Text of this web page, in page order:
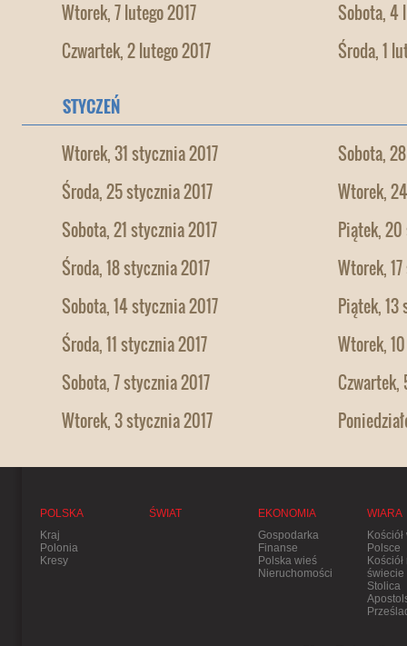
Wtorek, 7 lutego 2017
Sobota, 4
Czwartek, 2 lutego 2017
Środa, 1
STYCZEŃ
Wtorek, 31 stycznia 2017
Sobota,
Środa, 25 stycznia 2017
Wtorek,
Sobota, 21 stycznia 2017
Piątek,
Środa, 18 stycznia 2017
Wtorek,
Sobota, 14 stycznia 2017
Piątek, 13
Środa, 11 stycznia 2017
Wtorek,
Sobota, 7 stycznia 2017
Czwartek,
Wtorek, 3 stycznia 2017
POLSKA
Kraj
Polonia
Kresy
ŚWIAT
EKONOMIA
Gospodarka
Finanse
Polska wieś
Nieruchomości
WIARA
Kościół
Polsce
Kościół
świecie
Stolica